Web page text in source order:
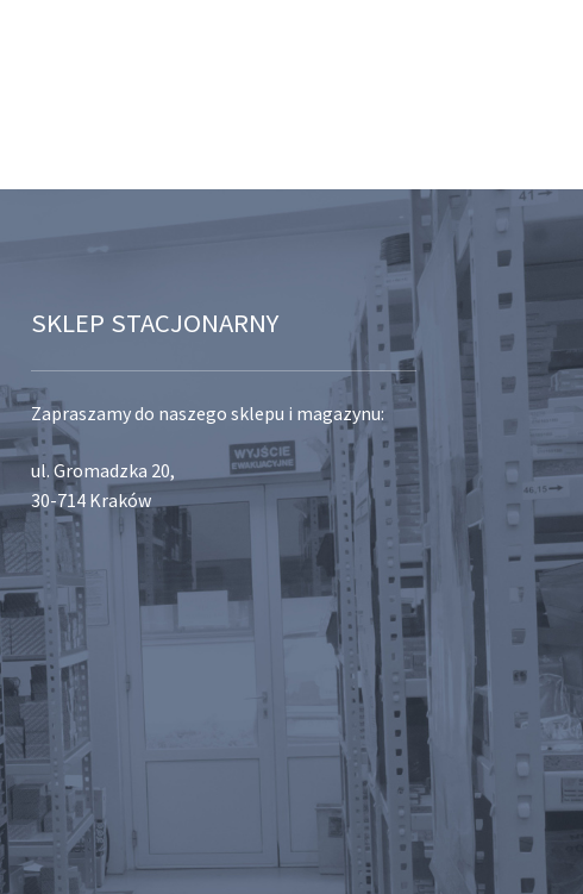
SKLEP STACJONARNY
Zapraszamy do naszego sklepu i magazynu:
ul. Gromadzka 20,
30-714 Kraków